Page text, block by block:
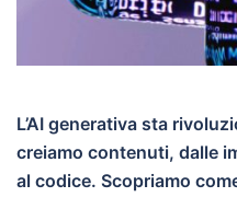
L’AI generativa sta
creiamo contenuti, dalle
al codice. Scopriamo